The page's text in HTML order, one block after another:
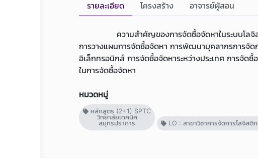
รายละเอียด โครงสร้าง อาจารย์ผู้สอน
ความสำคัญของการจัดซื้อจัดหาในระบบโลจิสติ
การวางแผนการจัดซื้อจัดหา การพัฒนาบุคลากรการ
อิเล็กทรอนิกส์ การจัดซื้อจัดหาระหว่างประเทศ การจัด
ในการจัดซื้อจัดหา
หมวดหมู่
หลักสูตร (2+1) SPTC
วิทยาลัยเทคนิค
สมุทรปราการ
LO : สาขาวิชาการจัดการโลจิส